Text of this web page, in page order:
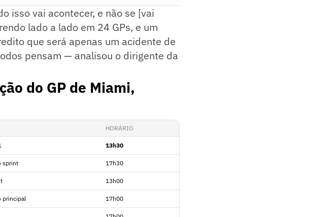
isso vai acontecer, e não se [vai
lado a lado em 24 GPs, e um
que será apenas um acidente de
pensam — analisou o dirigente da
do GP de Miami,
HORÁRIO
13h30
sprint 17h30
13h00
principal 17h00